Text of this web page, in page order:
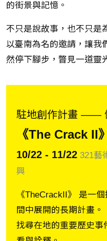
的街景與記憶。
不只是說故事，也不只是
以臺南為名的邀請，讓我
然停下腳步，瞥見一道靈
駐地創作計畫 ――
《The Crack II》
10/22 - 11/22 321藝
興
《TheCrackII》 是一
間中展開的長期計畫。
找尋在地的重要歷史事